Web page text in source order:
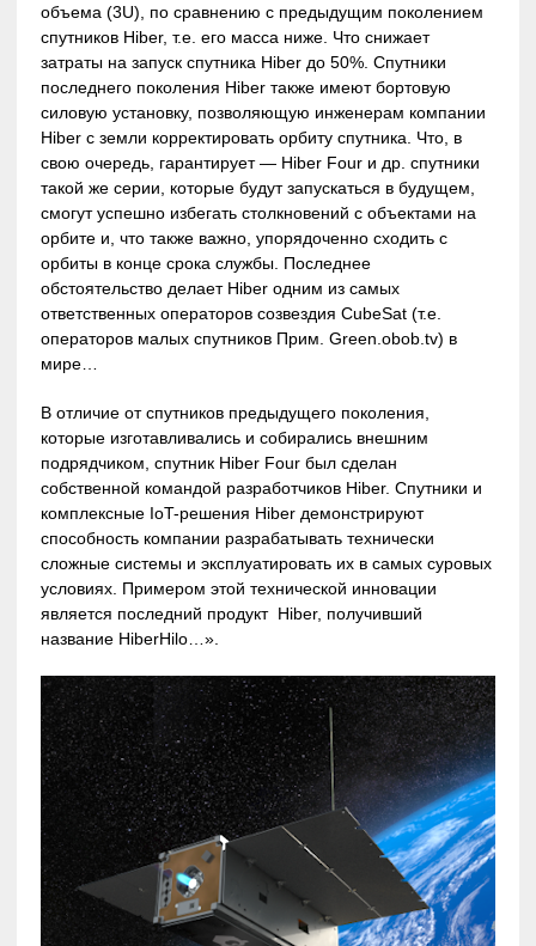
объема (3U), по сравнению с предыдущим поколением
спутников Hiber, т.е. его масса ниже. Что снижает
затраты на запуск спутника Hiber до 50%. Спутники
последнего поколения Hiber также имеют бортовую
силовую установку, позволяющую инженерам компании
Hiber с земли корректировать орбиту спутника. Что, в
свою очередь, гарантирует — Hiber Four и др. спутники
такой же серии, которые будут запускаться в будущем,
смогут успешно избегать столкновений с объектами на
орбите и, что также важно, упорядоченно сходить с
орбиты в конце срока службы. Последнее
обстоятельство делает Hiber одним из самых
ответственных операторов созвездия CubeSat (т.е.
операторов малых спутников Прим. Green.obob.tv) в
мире…
В отличие от спутников предыдущего поколения,
которые изготавливались и собирались внешним
подрядчиком, спутник Hiber Four был сделан
собственной командой разработчиков Hiber. Спутники и
комплексные IoT-решения Hiber демонстрируют
способность компании разрабатывать технически
сложные системы и эксплуатировать их в самых суровых
условиях. Примером этой технической инновации
является последний продукт Hiber, получивший
название HiberHilo…».